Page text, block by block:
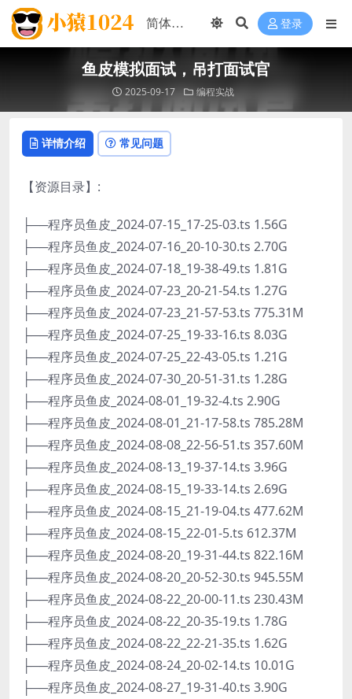
登录
鱼皮模拟面试，吊打面试官
2025-09-17 编程实战
详情介绍 常见问题
【资源目录】:
├──程序员鱼皮_2024-07-15_17-25-03.ts 1.56G
├──程序员鱼皮_2024-07-16_20-10-30.ts 2.70G
├──程序员鱼皮_2024-07-18_19-38-49.ts 1.81G
├──程序员鱼皮_2024-07-23_20-21-54.ts 1.27G
├──程序员鱼皮_2024-07-23_21-57-53.ts 775.31M
├──程序员鱼皮_2024-07-25_19-33-16.ts 8.03G
├──程序员鱼皮_2024-07-25_22-43-05.ts 1.21G
├──程序员鱼皮_2024-07-30_20-51-31.ts 1.28G
├──程序员鱼皮_2024-08-01_19-32-4.ts 2.90G
├──程序员鱼皮_2024-08-01_21-17-58.ts 785.28M
├──程序员鱼皮_2024-08-08_22-56-51.ts 357.60M
├──程序员鱼皮_2024-08-13_19-37-14.ts 3.96G
├──程序员鱼皮_2024-08-15_19-33-14.ts 2.69G
├──程序员鱼皮_2024-08-15_21-19-04.ts 477.62M
├──程序员鱼皮_2024-08-15_22-01-5.ts 612.37M
├──程序员鱼皮_2024-08-20_19-31-44.ts 822.16M
├──程序员鱼皮_2024-08-20_20-52-30.ts 945.55M
├──程序员鱼皮_2024-08-22_20-00-11.ts 230.43M
├──程序员鱼皮_2024-08-22_20-35-19.ts 1.78G
├──程序员鱼皮_2024-08-22_22-21-35.ts 1.62G
├──程序员鱼皮_2024-08-24_20-02-14.ts 10.01G
├──程序员鱼皮_2024-08-27_19-31-40.ts 3.90G